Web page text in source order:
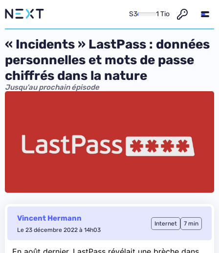
S3 1 Tio
« Incidents » LastPass : données
personnelles et mots de passe
chiffrés dans la nature
Jusqu'au prochain épisode
Vincent Hermann
Le 23 décembre 2022 à 14h03
Internet 7 min